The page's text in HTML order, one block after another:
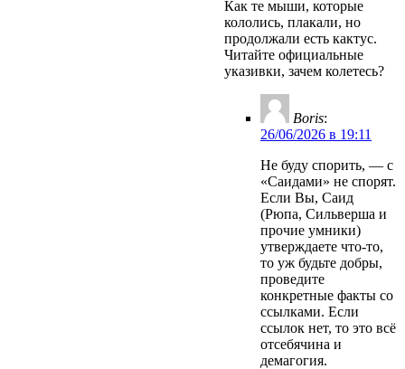
Как те мыши, которые
кололись, плакали, но
продолжали есть кактус.
Читайте официальные
указивки, зачем колетесь?
Boris:
26/06/2026 в 19:11
Не буду спорить, — с
«Саидами» не спорят.
Если Вы, Саид
(Рюпа, Сильверша и
прочие умники)
утверждаете что-то,
то уж будьте добры,
проведите
конкретные факты со
ссылками. Если
ссылок нет, то это всё
отсебячина и
демагогия.